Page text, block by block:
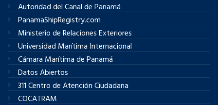
Autoridad del Canal de Panamá
PanamaShipRegistry.com
Ministerio de Relaciones Exteriores
Universidad Marítima Internacional
Cámara Marítima de Panamá
Datos Abiertos
311 Centro de Atención Ciudadana
COCATRAM